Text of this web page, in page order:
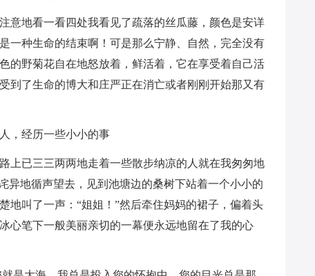
意地看一看四处我看见了疏落的丝瓜藤，颜色是安详
一种生命的结束啊！可是那么宁静、自然，完全没有
的野菊花自在地怒放着，鲜活着，它在享受着自己活
到了生命的博大和庄严正在消亡或者刚刚开始那又有
，经历一些小小的事
上已三三两两地走着一些散步纳凉的人就在我匆匆地
异地循声望去，见到池塘边的桑树下站着一个小小的
地叫了一声：“姐姐！”然后牵住妈妈的裙子，偏着头
笔下一般美丽亲切的一幕便永远地留在了我的心